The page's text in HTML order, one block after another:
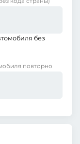
без
повторно